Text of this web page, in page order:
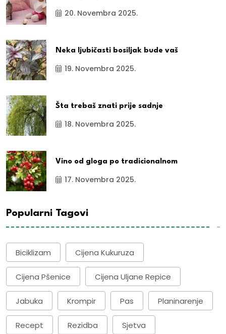
20. Novembra 2025.
Neka ljubičasti bosiljak bude vaš
19. Novembra 2025.
Šta trebaš znati prije sadnje
18. Novembra 2025.
Vino od gloga po tradicionalnom
17. Novembra 2025.
Popularni Tagovi
Biciklizam Cijena Kukuruza
Cijena Pšenice Cijena Uljane Repice
Jabuka Krompir Pas Planinarenje
Recept Rezidba Sjetva